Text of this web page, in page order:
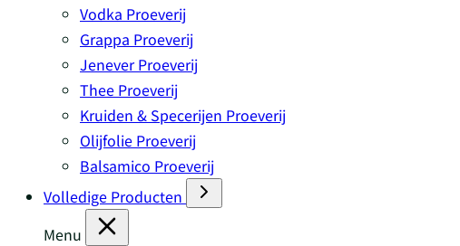
Vodka Proeverij
Grappa Proeverij
Jenever Proeverij
Thee Proeverij
Kruiden & Specerijen Proeverij
Olijfolie Proeverij
Balsamico Proeverij
Volledige Producten
Menu